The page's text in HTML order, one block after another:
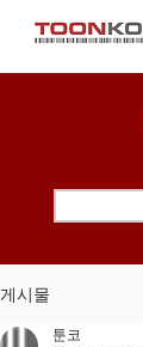
게시물
툰코